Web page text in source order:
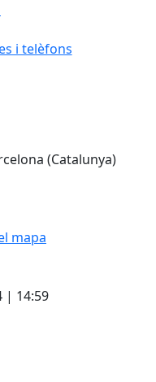
i telèfons
(Catalunya)
mapa
| 14:59